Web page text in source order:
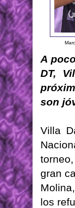
A
DT,
son
Villa
gran
los